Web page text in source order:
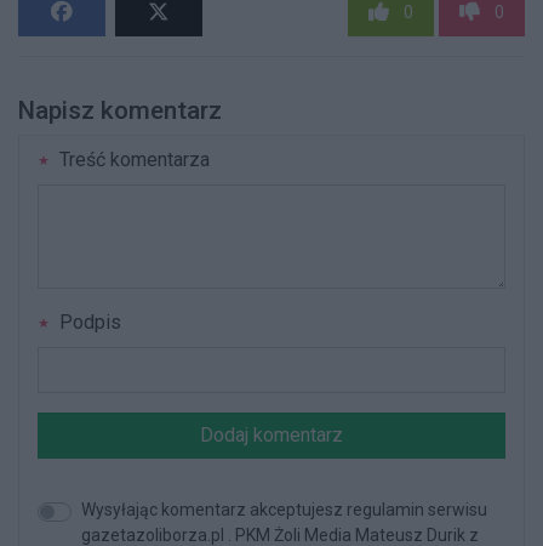
0 0
Napisz komentarz
Treść komentarza
Podpis
Dodaj komentarz
Wysyłając komentarz akceptujesz regulamin serwisu
gazetazoliborza.pl . PKM Żoli Media Mateusz Durik z